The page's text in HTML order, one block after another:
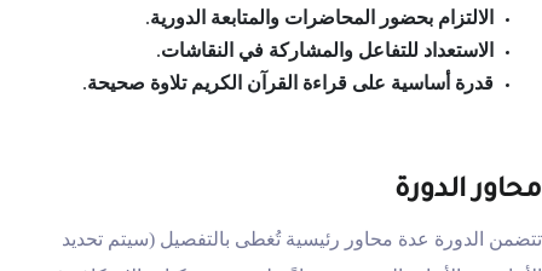
الالتزام بحضور المحاضرات والمتابعة الدورية.
الاستعداد للتفاعل والمشاركة في النقاشات.
قدرة أساسية على قراءة القرآن الكريم تلاوة صحيحة.
محاور الدورة
تتضمن الدورة عدة محاور رئيسية تُغطى بالتفصيل (سيتم تحديد